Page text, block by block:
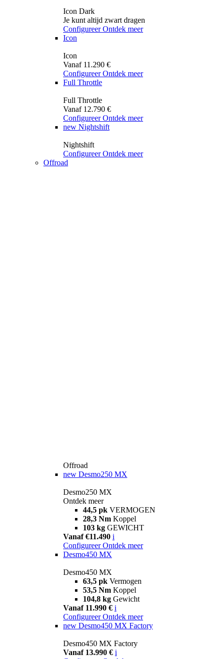
Icon Dark
Je kunt altijd zwart dragen
Configureer Ontdek meer
Icon
Icon
Vanaf 11.290 €
Configureer Ontdek meer
Full Throttle
Full Throttle
Vanaf 12.790 €
Configureer Ontdek meer
new Nightshift
Nightshift
Configureer Ontdek meer
Offroad
Offroad
new Desmo250 MX
Desmo250 MX
Ontdek meer
44,5 pk VERMOGEN
28,3 Nm Koppel
103 kg GEWICHT
Vanaf €11.490 i
Configureer Ontdek meer
Desmo450 MX
Desmo450 MX
63,5 pk Vermogen
53,5 Nm Koppel
104,8 kg Gewicht
Vanaf 11.990 € i
Configureer Ontdek meer
new Desmo450 MX Factory
Desmo450 MX Factory
Vanaf 13.990 € i